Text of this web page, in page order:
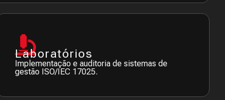
Laboratórios
Implementação e auditoria de sistemas de
gestão ISO/IEC 17025.